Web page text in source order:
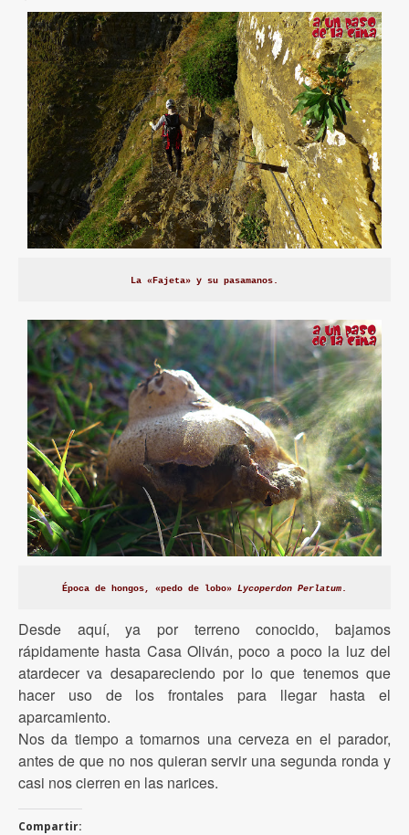
La «Fajeta» y su pasamanos.
Época de hongos, «pedo de lobo» Lycoperdon Perlatum.
Desde aquí, ya por terreno conocido, bajamos
rápidamente hasta Casa Oliván, poco a poco la luz del
atardecer va desapareciendo por lo que tenemos que
hacer uso de los frontales para llegar hasta el
aparcamiento.
Nos da tiempo a tomarnos una cerveza en el parador,
antes de que no nos quieran servir una segunda ronda y
casi nos cierren en las narices.
Compartir: